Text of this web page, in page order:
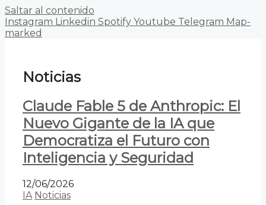
Saltar al contenido
Instagram Linkedin Spotify Youtube Telegram Map-
marked
Noticias
Claude Fable 5 de Anthropic: El
Nuevo Gigante de la IA que
Democratiza el Futuro con
Inteligencia y Seguridad
12/06/2026
IA Noticias